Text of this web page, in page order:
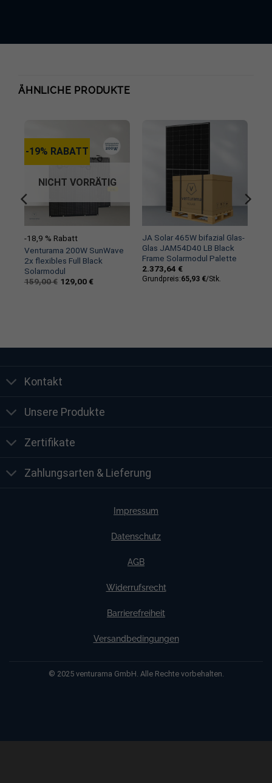
ÄHNLICHE PRODUKTE
-19% RABATT
NICHT VORRÄTIG
-18,9 % Rabatt
Venturama 200W SunWave
2x flexibles Full Black
Solarmodul
159,00€
Ursprünglicher
Preis
129,00 €
Aktueller
Preis
JA Solar 465W bifazial Glas-
Glas JAM54D40 LB Black
Frame Solarmodul Palette
2.373,64 €
Grundpreis:65,93 €/Stk.
Kontakt
Unsere Produkte
Zertifikate
Zahlungsarten & Lieferung
Impressum
Datenschutz
AGB
Widerrufsrecht
Barrierefreiheit
Versandbedingungen
© 2025 venturama GmbH. Alle Rechte vorbehalten.